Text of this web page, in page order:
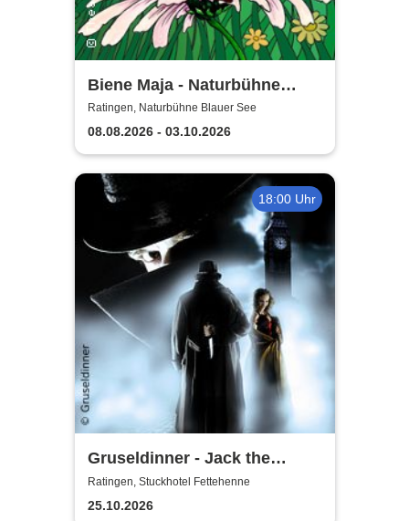
Biene Maja - Naturbühne
Blaue See
Ratingen, Naturbühne Blauer See
08.08.2026 - 03.10.2026
18:00 Uhr
Gruseldinner - Jack the
Ripper
Ratingen, Stuckhotel Fettehenne
25.10.2026